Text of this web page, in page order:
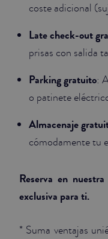
coste adicional
Late check-out
prisas con salida
Parking gratuito:
o patinete
Almacenaje
cómodamente tu
Reserva en
exclusiva para ti.
* Suma ventajas